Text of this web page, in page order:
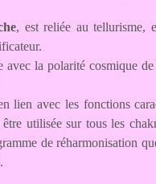
, est reliée au tellurisme,
avec la polarité cosmique
lien avec les fonctions
utilisée sur tous les
de réharmonisation